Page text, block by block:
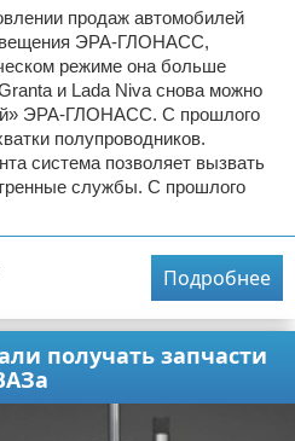
продаж автомобилей
ЭРА-ГЛОНАСС,
режиме она больше
и Lada Niva снова можно
ЭРА-ГЛОНАСС. С прошлого
полупроводников.
система позволяет вызвать
службы. С прошлого
Подробнее
получать запчасти